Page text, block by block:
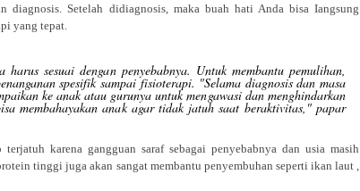
diagnosis. Setelah didiagnosis, maka buah hati Anda bisa Iangsung
yang tepat.
sesuai dengan penyebabnya. Untuk membantu pemulihan,
spesifik sampai fisioterapi. "Selama diagnosis dan masa
ke anak atau gurunya untuk mengawasi dan menghindarkan
membahayakan anak agar tidak jatuh saat beraktivitas," papar
karena gangguan saraf sebagai penyebabnya dan usia masih
tinggi juga akan sangat membantu penyembuhan seperti ikan laut ,